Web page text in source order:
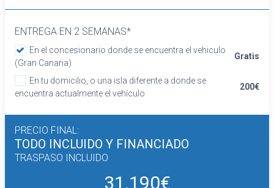
tarjeta/llave inteligente
progresivo automático
Confort
Limitador de velocidad
Elevalunas eléctricos delanteros y traseros
Dirección asistida
Aire acondicionado bizona de automático
Equipo de audio
Regulación de los faros con sensor de
Control de crucero con control de crucero
ENTREGA EN 2 SEMANAS*
En el concesionario donde se encuentra el vehiculo
(Gran Canaria)
Gratis
En tu domicilio, o una isla diferente a donde se
encuentra actualmente el vehículo
200€
PRECIO FINAL:
TODO INCLUIDO Y FINANCIADO
TRASPASO INCLUIDO
31.190€